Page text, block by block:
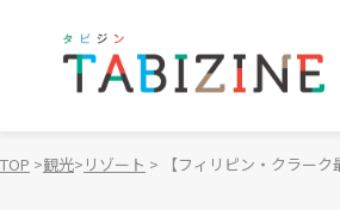
TOP 観光 リゾート 【フィリピン・クラー